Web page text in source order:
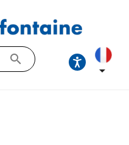
search
